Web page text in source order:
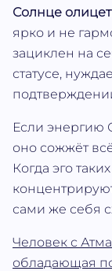
Солнце
ярко и не
зациклен на
статусе,
Если энергию
оно сожжёт
Когда эго
сами же себя
Человек с
обладающая